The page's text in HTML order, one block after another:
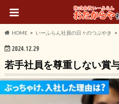
HOME いーふらん社員の日々のつぶやき
2024.12.29
若手社員を尊重しない賞